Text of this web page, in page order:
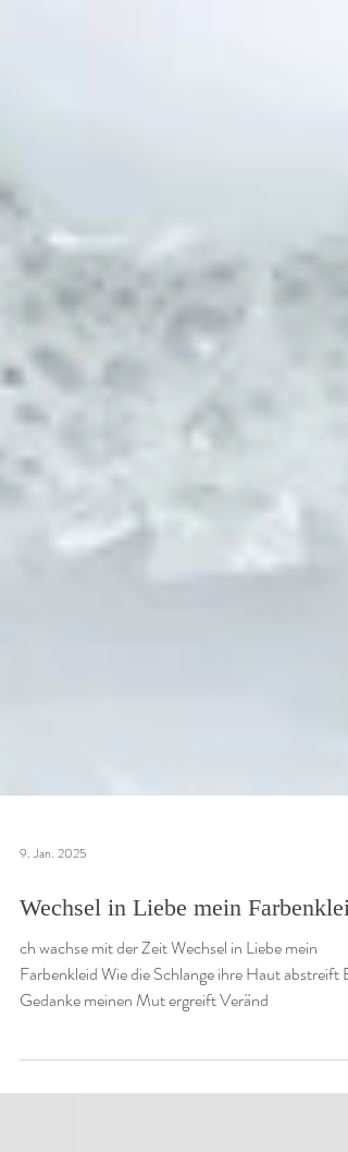
9. Jan. 2025
Wechsel in Liebe mein Farbenkleid
ch wachse mit der Zeit Wechsel in Liebe mein
Gedanke meinen Mut ergreift Veränd